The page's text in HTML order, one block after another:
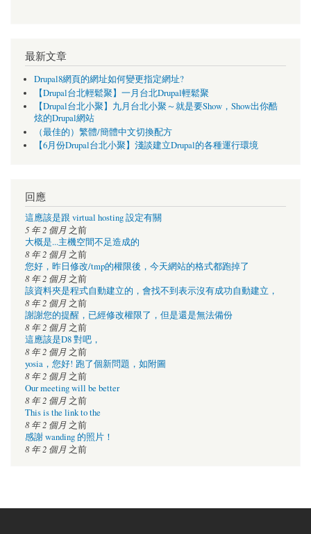
最新文章
Drupal8網頁的網址如何變更指定網址?
【Drupal台北輕鬆聚】一月台北Drupal輕鬆聚
【Drupal台北小聚】九月台北小聚～就是要Show，Show出你酷
炫的Drupal網站
（最佳的）繁體/簡體中文切換配方
【6月份Drupal台北小聚】淺談建立Drupal的各種運行環境
回應
這應該是跟 virtual hosting 設定有關
5 年 2 個月 之前
大概是...主機空間不足造成的
8 年 2 個月 之前
您好，昨日修改/tmp的權限後，今天網站的格式都跑掉了
8 年 2 個月 之前
該資料夾是程式自動建立的，會找不到表示沒有成功自動建立，
8 年 2 個月 之前
謝謝您的提醒，已經修改權限了，但是還是無法備份
8 年 2 個月 之前
這應該是D8 對吧，
8 年 2 個月 之前
yosia，您好! 跑了個新問題，如附圖
8 年 2 個月 之前
Our meeting will be better
8 年 2 個月 之前
This is the link to the
8 年 2 個月 之前
感謝 wanding 的照片！
8 年 2 個月 之前